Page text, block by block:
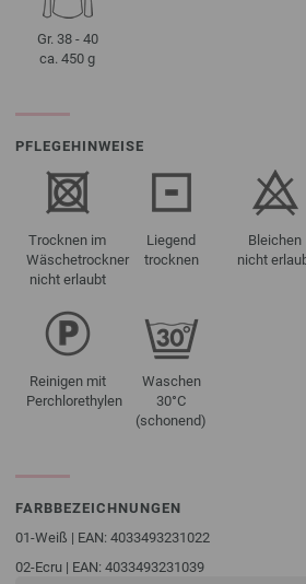
Gr. 38 - 40
ca. 450 g
PFLEGEHINWEISE
Trocknen im
Wäschetrockner
nicht erlaubt
Liegend
trocknen
Bleichen
nicht
Reinigen mit
Perchlorethylen
Waschen
30°C
(schonend)
FARBBEZEICHNUNGEN
01-Weiß | EAN: 4033493231022
02-Ecru | EAN: 4033493231039